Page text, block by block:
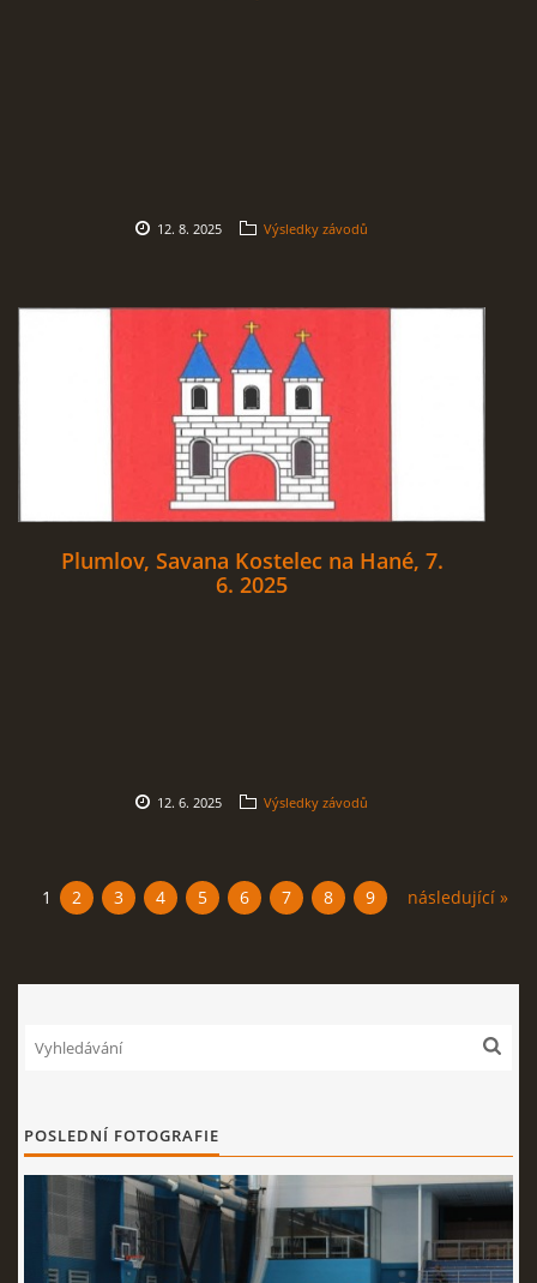
12. 8. 2025 Výsledky závodů
Plumlov, Savana Kostelec na Hané, 7.
6. 2025
12. 6. 2025 Výsledky závodů
1 2 3 4 5 6 7 8 9 následující »
POSLEDNÍ FOTOGRAFIE